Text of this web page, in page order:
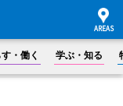
・働く 学ぶ・知る